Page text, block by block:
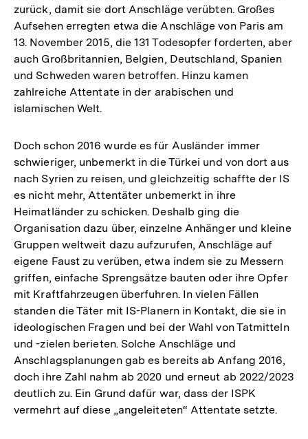
zurück, damit sie dort Anschläge verübten. Großes
Aufsehen erregten etwa die Anschläge von Paris am
13. November 2015, die 131 Todesopfer forderten, aber
auch Großbritannien, Belgien, Deutschland, Spanien
und Schweden waren betroffen. Hinzu kamen
zahlreiche Attentate in der arabischen und
islamischen Welt.
Doch schon 2016 wurde es für Ausländer immer
schwieriger, unbemerkt in die Türkei und von dort aus
nach Syrien zu reisen, und gleichzeitig schaffte der IS
es nicht mehr, Attentäter unbemerkt in ihre
Heimatländer zu schicken. Deshalb ging die
Organisation dazu über, einzelne Anhänger und kleine
Gruppen weltweit dazu aufzurufen, Anschläge auf
eigene Faust zu verüben, etwa indem sie zu Messern
griffen, einfache Sprengsätze bauten oder ihre Opfer
mit Kraftfahrzeugen überfuhren. In vielen Fällen
standen die Täter mit IS-Planern in Kontakt, die sie in
ideologischen Fragen und bei der Wahl von Tatmitteln
und -zielen berieten. Solche Anschläge und
Anschlagsplanungen gab es bereits ab Anfang 2016,
doch ihre Zahl nahm ab 2020 und erneut ab 2022/2023
deutlich zu. Ein Grund dafür war, dass der ISPK
vermehrt auf diese „angeleiteten“ Attentate setzte.